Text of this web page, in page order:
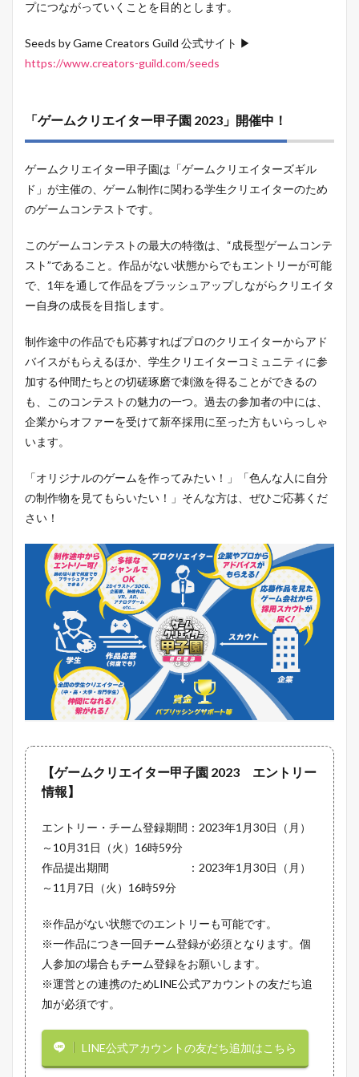
プにつながっていくことを目的とします。
Seeds by Game Creators Guild 公式サイト ▶
https://www.creators-guild.com/seeds
「ゲームクリエイター甲子園 2023」開催中！
ゲームクリエイター甲子園は「ゲームクリエイターズギル
ド」が主催の、ゲーム制作に関わる学生クリエイターのため
のゲームコンテストです。
このゲームコンテストの最大の特徴は、“成長型ゲームコンテ
スト”であること。作品がない状態からでもエントリーが可能
で、1年を通して作品をブラッシュアップしながらクリエイタ
ー自身の成長を目指します。
制作途中の作品でも応募すればプロのクリエイターからアド
バイスがもらえるほか、学生クリエイターコミュニティに参
加する仲間たちとの切磋琢磨で刺激を得ることができるの
も、このコンテストの魅力の一つ。過去の参加者の中には、
企業からオファーを受けて新卒採用に至った方もいらっしゃ
います。
「オリジナルのゲームを作ってみたい！」「色んな人に自分
の制作物を見てもらいたい！」そんな方は、ぜひご応募くだ
さい！
【ゲームクリエイター甲子園 2023 エントリー
情報】
エントリー・チーム登録期間：2023年1月30日（月）
～10月31日（火）16時59分
作品提出期間 ：2023年1月30日（月）
～11月7日（火）16時59分
※作品がない状態でのエントリーも可能です。
※一作品につき一回チーム登録が必須となります。個
人参加の場合もチーム登録をお願いします。
※運営との連携のためLINE公式アカウントの友だち追
加が必須です。
LINE公式アカウントの友だち追加はこちら